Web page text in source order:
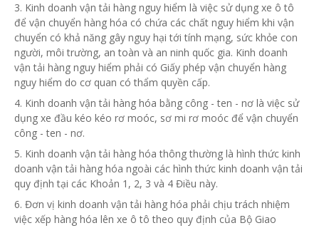
3. Kinh doanh vận tải hàng nguy hiểm là việc sử dụng xe ô tô
để vận chuyển hàng hóa có chứa các chất nguy hiểm khi vận
chuyển có khả năng gây nguy hại tới tính mạng, sức khỏe con
người, môi trường, an toàn và an ninh quốc gia. Kinh doanh
vận tải hàng nguy hiểm phải có Giấy phép vận chuyển hàng
nguy hiểm do cơ quan có thẩm quyền cấp.
4. Kinh doanh vận tải hàng hóa bằng công - ten - nơ là việc sử
dụng xe đầu kéo kéo rơ moóc, sơ mi rơ moóc để vận chuyển
công - ten - nơ.
5. Kinh doanh vận tải hàng hóa thông thường là hình thức kinh
doanh vận tải hàng hóa ngoài các hình thức kinh doanh vận tải
quy định tại các Khoản 1, 2, 3 và 4 Điều này.
6. Đơn vị kinh doanh vận tải hàng hóa phải chịu trách nhiệm
việc xếp hàng hóa lên xe ô tô theo quy định của Bộ Giao